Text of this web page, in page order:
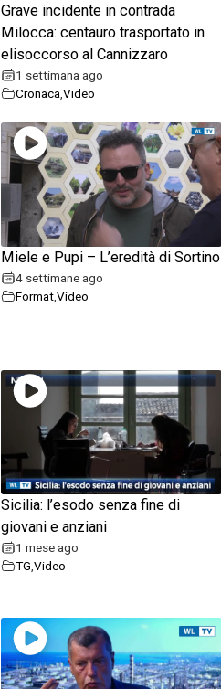
Grave incidente in contrada
Milocca: centauro trasportato in
elisoccorso al Cannizzaro
1 settimana ago
Cronaca Video
Miele e Pupi – L’eredità di Sortino
4 settimane ago
Format,Video
Sicilia: l’esodo senza fine di
giovani e anziani
1 mese ago
TG,Video